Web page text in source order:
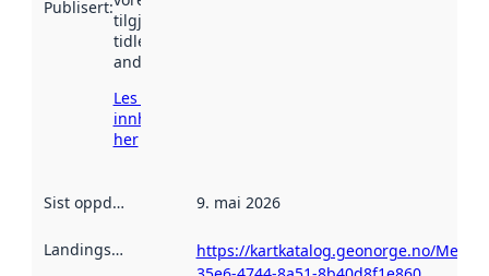
Publisert:
tilgjengeleg
tidlegare
andre stader.
Les meir om
innhenting
her
Sist oppdatert 9. mai 2026
Landingsside
https://kartkatalog.geonorge.no/